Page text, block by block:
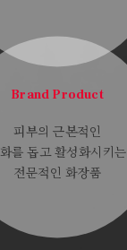
Brand Product
피부의 근본적인
를 돕고 활성화시키는
전문적인 화장품